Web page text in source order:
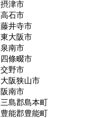
摂津市
高石市
藤井寺市
東大阪市
泉南市
四條畷市
交野市
大阪狭山市
阪南市
三島郡島本町
豊能郡豊能町